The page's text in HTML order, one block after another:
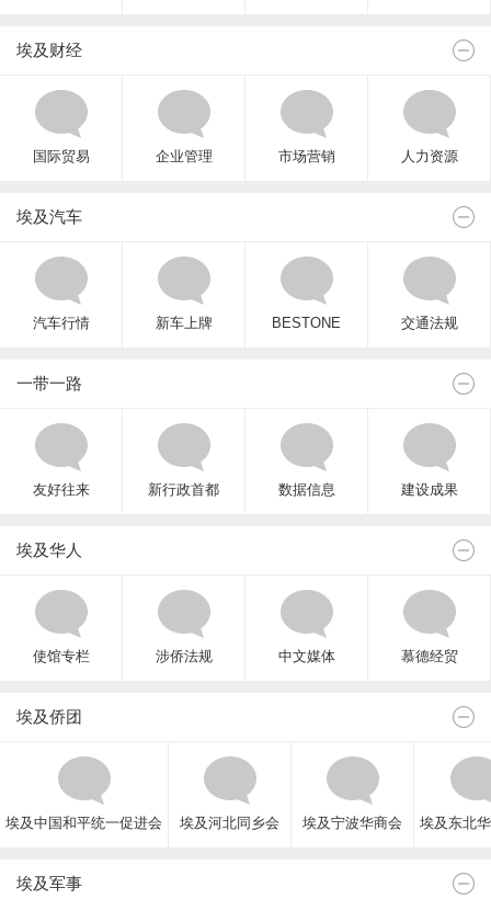
埃及财经
国际贸易 企业管理 市场营销 人力资源
埃及汽车
汽车行情 新车上牌 BESTONE 交通法规
一带一路
友好往来 新行政首都 数据信息 建设成果
埃及华人
使馆专栏 涉侨法规 中文媒体 慕德经贸
埃及侨团
埃及中国和平统一促进会 埃及河北同乡会 埃及宁波华商会 埃及东北
埃及军事